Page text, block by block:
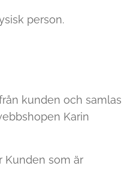
person.
kunden och samlas
Karin
Kunden som är